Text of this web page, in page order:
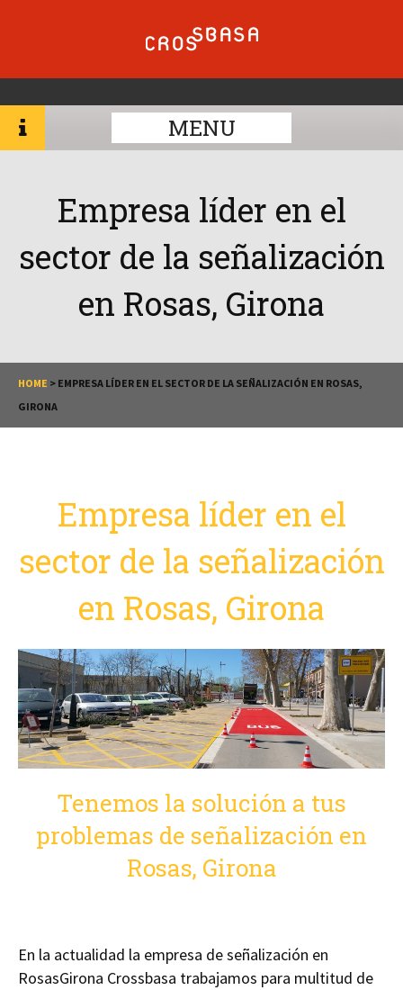
MENU
Empresa líder en el
sector de la señalización
en Rosas, Girona
HOME > EMPRESA LÍDER EN EL SECTOR DE LA SEÑALIZACIÓN EN ROSAS,
GIRONA
Empresa líder en el
sector de la señalización
en Rosas, Girona
Tenemos la solución a tus
problemas de señalización en
Rosas, Girona
En la actualidad la empresa de señalización en
RosasGirona Crossbasa trabajamos para multitud de